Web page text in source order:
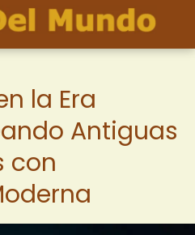
la Era
Antiguas
con